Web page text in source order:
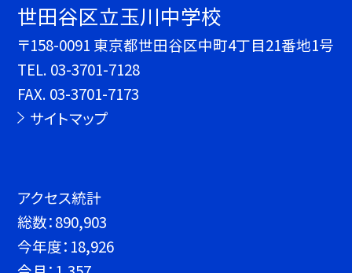
世田谷区立玉川中学校
〒158-0091 東京都世田谷区中町4丁目21番地1号
TEL. 03-3701-7128
FAX. 03-3701-7173
サイトマップ
アクセス統計
総数：890,903
今年度： 18,926